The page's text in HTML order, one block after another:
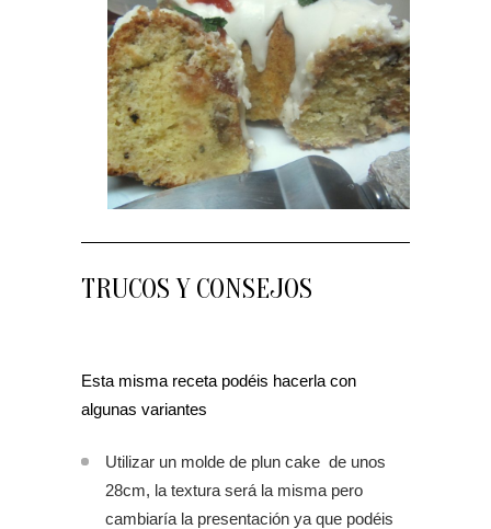
TRUCOS Y CONSEJOS
Esta misma receta podéis hacerla con
algunas variantes
Utilizar un molde de plun cake de unos
28cm, la textura será la misma pero
cambiaría la presentación ya que podéis